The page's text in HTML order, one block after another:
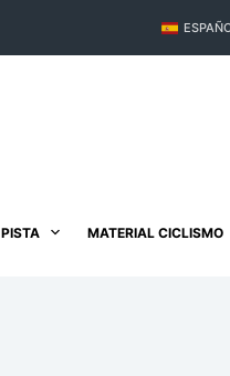
PISTA MATERIAL CICLISMO